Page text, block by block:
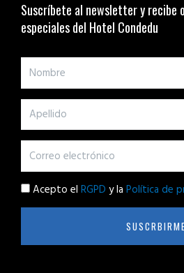
Suscríbete al newsletter y recibe
especiales del Hotel Condedu
Acepto el RGPD y la Política de
SUSCRBIRME